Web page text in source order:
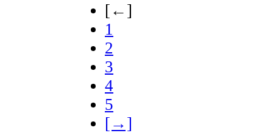
[←]
1
2
3
4
5
[→]